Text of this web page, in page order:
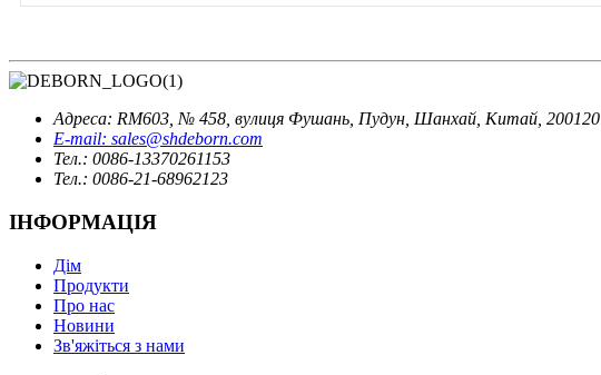
Адреса: RM603, № 458, вулиця Фушань, Пудун, Шанхай, Китай, 200120
E-mail: sales@shdeborn.com
Тел.: 0086-13370261153
Тел.: 0086-21-68962123
ІНФОРМАЦІЯ
Дім
Продукти
Про нас
Новини
Зв'яжіться з нами